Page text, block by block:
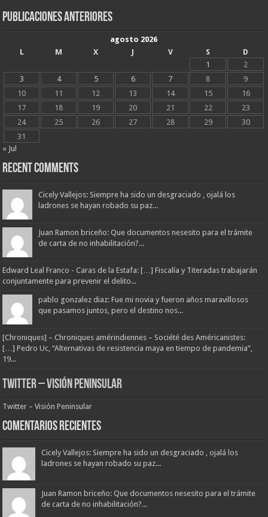
Publicaciones Anteriores
agosto 2026
L
M X J V S
D
1
2
3
4 5 6 7 8
9
10
11 12 13 14 15
16
17
18 19 20 21 22
23
24
25 26 27 28 29
30
31
« Jul
Recent Comments
Cicely Vallejos: Siempre ha sido un desgraciado , ojalá los
ladrones se hayan robado su paz...
Juan Ramon briceño: Que documentos nesesito para el trámite
de carta de no inhabilitación?...
Edward Leal Franco - Caras de la Estafa: […] Fiscalía y Titeradas trabajarán
conjuntamente para prevenir el delito...
pablo gonzalez diaz: Fue mi novia y fueron años maravillosos
que pasamos juntos, pero el destino nos...
[Chroniques] – Chroniques amérindiennes – Société des Américanistes:
[…] Pedro Uc, “Alternativas de resistencia maya en tiempo de pandemia”,
19...
Twitter – Visión Peninsular
Twitter – Visión Peninsular
Comentarios Recientes
Cicely Vallejos: Siempre ha sido un desgraciado , ojalá los
ladrones se hayan robado su paz...
Juan Ramon briceño: Que documentos nesesito para el trámite
de carta de no inhabilitación?...